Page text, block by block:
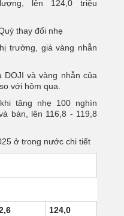
lên 124,0 triệu
thay đổi nhẹ
trường, giá vàng nhẫn
DOJI và vàng nhẫn của
với hôm qua.
tăng nhẹ 100 nghìn
bán, lên 116,8 - 119,8
ở trong nước chi tiết
124,0